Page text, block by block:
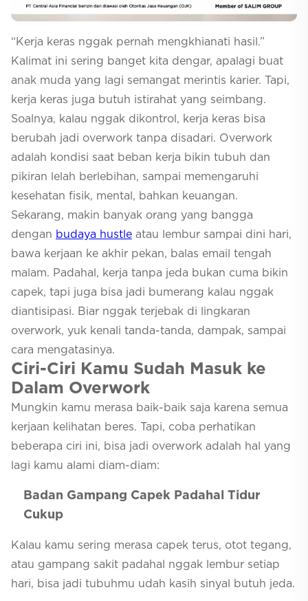
“Kerja keras nggak pernah mengkhianati hasil.”
Kalimat ini sering banget kita dengar, apalagi buat
anak muda yang lagi semangat merintis karier. Tapi,
kerja keras juga butuh istirahat yang seimbang.
Soalnya, kalau nggak dikontrol, kerja keras bisa
berubah jadi overwork tanpa disadari. Overwork
adalah kondisi saat beban kerja bikin tubuh dan
pikiran lelah berlebihan, sampai memengaruhi
kesehatan fisik, mental, bahkan keuangan.
Sekarang, makin banyak orang yang bangga
dengan budaya hustle atau lembur sampai dini hari,
bawa kerjaan ke akhir pekan, balas email tengah
malam. Padahal, kerja tanpa jeda bukan cuma bikin
capek, tapi juga bisa jadi bumerang kalau nggak
diantisipasi. Biar nggak terjebak di lingkaran
overwork, yuk kenali tanda-tanda, dampak, sampai
cara mengatasinya.
Ciri-Ciri Kamu Sudah Masuk ke
Dalam Overwork
Mungkin kamu merasa baik-baik saja karena semua
kerjaan kelihatan beres. Tapi, coba perhatikan
beberapa ciri ini, bisa jadi overwork adalah hal yang
lagi kamu alami diam-diam:
Badan Gampang Capek Padahal Tidur
Cukup
Kalau kamu sering merasa capek terus, otot tegang,
atau gampang sakit padahal nggak lembur setiap
hari, bisa jadi tubuhmu udah kasih sinyal butuh jeda.